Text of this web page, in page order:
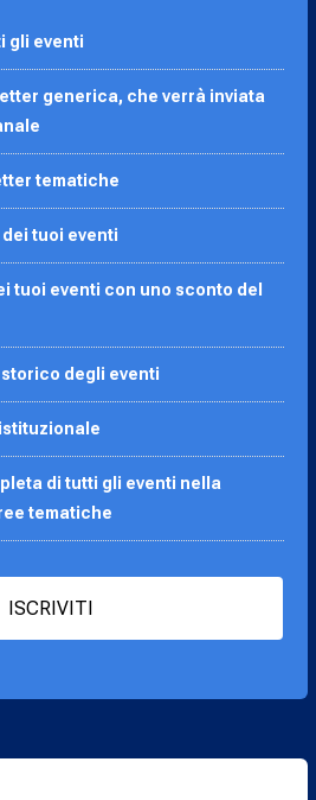
gli eventi
generica, che verrà inviata
tematiche
tuoi eventi
tuoi eventi con uno sconto del
degli eventi
istituzionale
di tutti gli eventi nella
tematiche
ISCRIVITI